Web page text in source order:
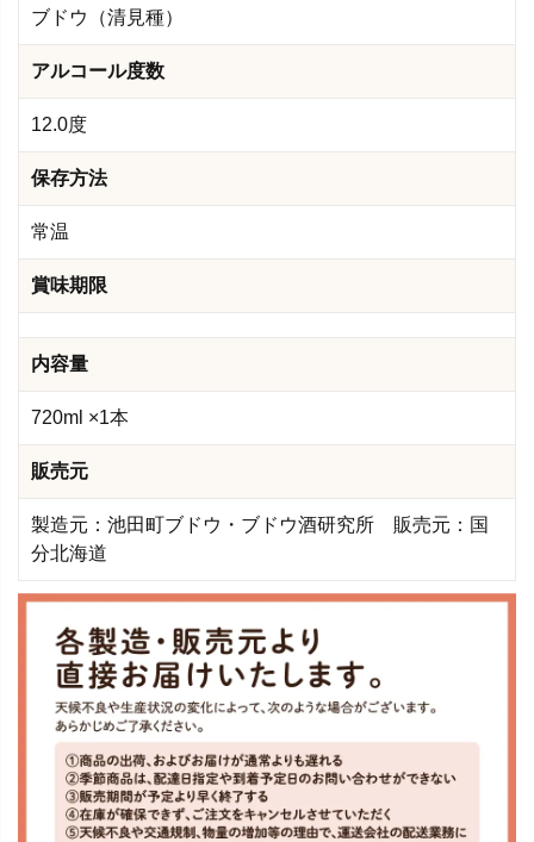
ブドウ（清見種）
アルコール度数
12.0度
保存方法
常温
賞味期限
内容量
720ml ×1本
販売元
製造元：池田町ブドウ・ブドウ酒研究所 販売元：国
分北海道